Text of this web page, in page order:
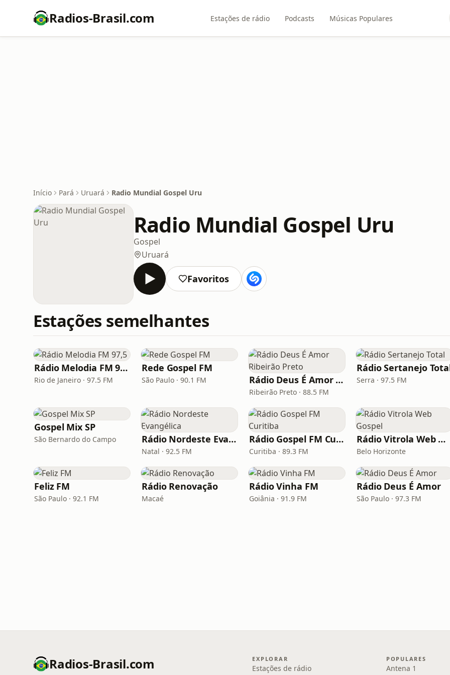
Radios-Brasil.com Estações de rádio Podcasts Músicas Populares
Início Pará Uruará Radio Mundial Gospel Uru
Radio Mundial Gospel Uru
Gospel
Uruará
Favoritos
Estações semelhantes
Rádio Melodia FM 97,5
Rio de Janeiro · 97.5 FM
Rede Gospel FM
São Paulo · 90.1 FM Rádio Deus É Amor Ribeirão Preto
Ribeirão Preto · 88.5 FM
Rádio Sertanejo
Serra · 97.5 FM
Gospel Mix SP
São Bernardo do Campo Rádio Nordeste Evangélica
Natal · 92.5 FM
Rádio Gospel FM Curitiba
Curitiba · 89.3 FM
Rádio Vitrola Web Gospel
Belo Horizonte
Feliz FM
São Paulo · 92.1 FM
Rádio Renovação
Macaé
Rádio Vinha FM
Goiânia · 91.9 FM
Rádio Deus É Amor
São Paulo · 97.3 FM
Radios-Brasil.com EXPLORAR
Estações de rádio
POPULARES
Antena 1